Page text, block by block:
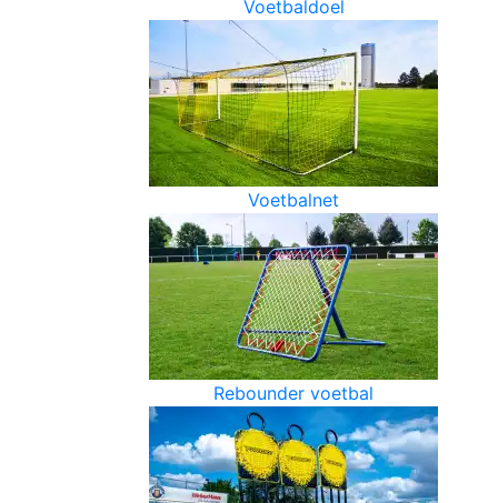
Voetbaldoel
Voetbalnet
Rebounder voetbal